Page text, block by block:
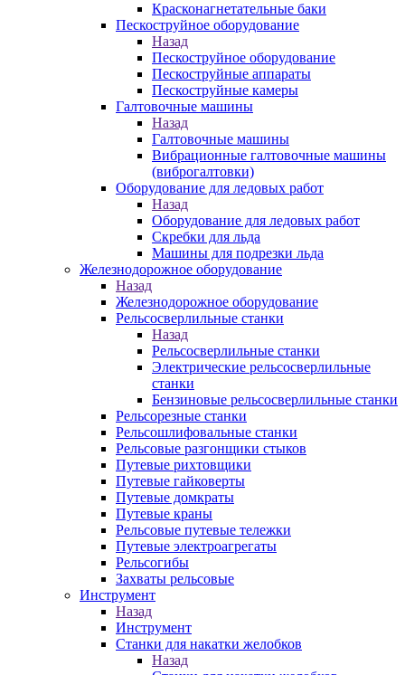
Красконагнетательные баки
Пескоструйное оборудование
Назад
Пескоструйное оборудование
Пескоструйные аппараты
Пескоструйные камеры
Галтовочные машины
Назад
Галтовочные машины
Вибрационные галтовочные машины
(виброгалтовки)
Оборудование для ледовых работ
Назад
Оборудование для ледовых работ
Скребки для льда
Машины для подрезки льда
Железнодорожное оборудование
Назад
Железнодорожное оборудование
Рельсосверлильные станки
Назад
Рельсосверлильные станки
Электрические рельсосверлильные
станки
Бензиновые рельсосверлильные станки
Рельсорезные станки
Рельсошлифовальные станки
Рельсовые разгонщики стыков
Путевые рихтовщики
Путевые гайковерты
Путевые домкраты
Путевые краны
Рельсовые путевые тележки
Путевые электроагрегаты
Рельсогибы
Захваты рельсовые
Инструмент
Назад
Инструмент
Станки для накатки желобков
Назад